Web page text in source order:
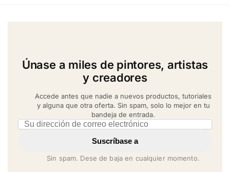
Únase a miles de pintores, artistas
y creadores
Accede antes que nadie a nuevos productos, tutoriales
y alguna que otra oferta. Sin spam, solo lo mejor en tu
bandeja de entrada.
Email address
Suscríbase a
Sin spam. Dese de baja en cualquier momento.